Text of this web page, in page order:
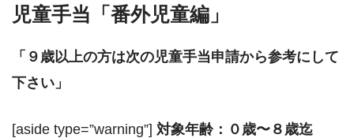
児童手当「番外児童編」
「９歳以上の方は次の児童手当申請から参考にして
下さい」
[aside type=”warning”] 対象年齢：０歳〜８歳迄